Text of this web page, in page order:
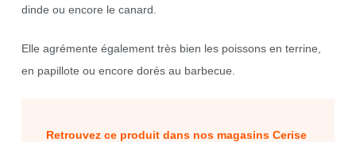
dinde ou encore le canard.
Elle agrémente également très bien les poissons en terrine,
en papillote ou encore dorés au barbecue.
Retrouvez ce produit dans nos magasins Cerise